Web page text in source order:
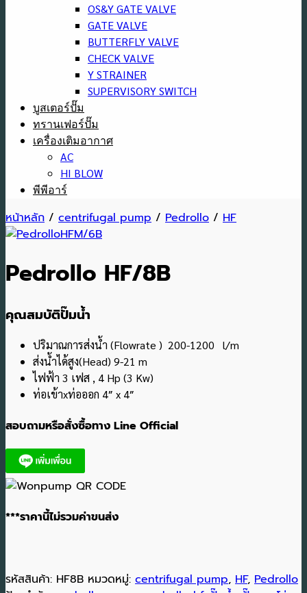
OS&Y GATE VALVE
GATE VALVE
BUTTERFLY VALVE
CHECK VALVE
Y STRAINER
SUPERVISORY SWITCH
บูสเตอร์ปั๊ม
ทรานเฟอร์ปั๊ม
เครื่องเติมอากาศ
AC
HI BLOW
พีพีอาร์
หน้าหลัก / centrifugal pump / Pedrollo / HF
Pedrollo HF/8B
คุณสมบัติปั๊มน้ำ
ปริมาณการส่งน้ำ (Flowrate ) 200-1200 l/m
ส่งน้ำได้สูง(Head) 9-21 m
ไฟฟ้า 3 เฟส , 4 Hp (3 Kw)
ท่อเข้าxท่อออก 4″ x 4″
สอบถามหรือสั่งซื้อทาง Line Official
***ราคานี้ไม่รวมค่าขนส่ง
รหัสสินค้า: HF8B หมวดหมู่: centrifugal pump, HF, Pedrollo